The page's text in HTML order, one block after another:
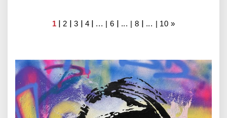
1 |2 | 3 | 4 | ... | 6 | ... | 8 | ... | 10 »